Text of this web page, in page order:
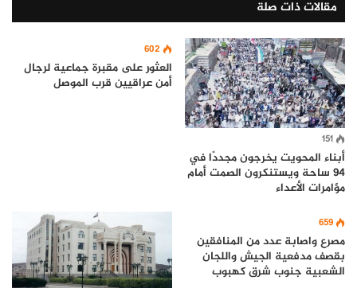
مقالات ذات صلة
151
أبناء المحويت يخرجون مجددًا في
94 ساحة ويستنكرون الصمت أمام
مؤامرات الأعداء
602
العثور على مقبرة جماعية لرجال
أمن عراقيين قرب الموصل
659
مصرع واصابة عدد من المنافقين
بقصف مدفعية الجيش واللجان
الشعبية جنوب شرق كهبوب